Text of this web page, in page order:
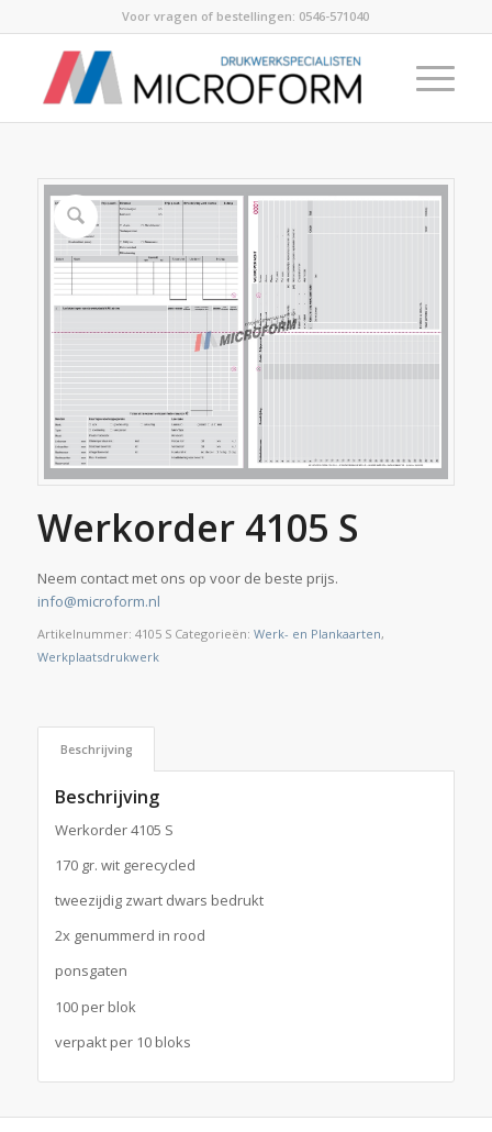
Voor vragen of bestellingen: 0546-571040
Werkorder 4105 S
Neem contact met ons op voor de beste prijs.
info@microform.nl
Artikelnummer: 4105 S Categorieën: Werk- en Plankaarten,
Werkplaatsdrukwerk
Beschrijving
Beschrijving
Werkorder 4105 S
170 gr. wit gerecycled
tweezijdig zwart dwars bedrukt
2x genummerd in rood
ponsgaten
100 per blok
verpakt per 10 bloks